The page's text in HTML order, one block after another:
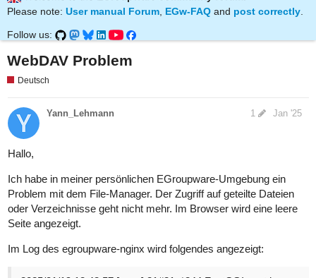
Please note: User manual Forum EGw-FAQ and post correctly
Follow us:
WebDAV Problem
Deutsch
Yann_Lehmann Jan '25
1
Hallo,
Ich habe in meiner persönlichen EGroupware-Umgebung ein
Problem mit dem File-Manager. Der Zugriff auf geteilte Dateien
oder Verzeichnisse geht nicht mehr. Im Browser wird eine leere
Seite angezeigt.
Im Log des egroupware-nginx wird folgendes angezeigt: